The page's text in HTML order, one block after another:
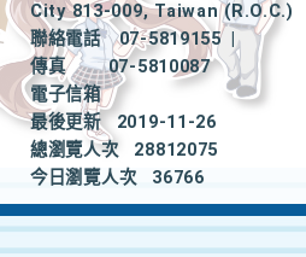
City 813-009, Taiwan (R.O.C.)
聯絡電話
07-5819155
|
傳真
07-5810087
電子信箱
最後更新
2019-11-26
總瀏覽人次
28812075
今日瀏覽人次
36766